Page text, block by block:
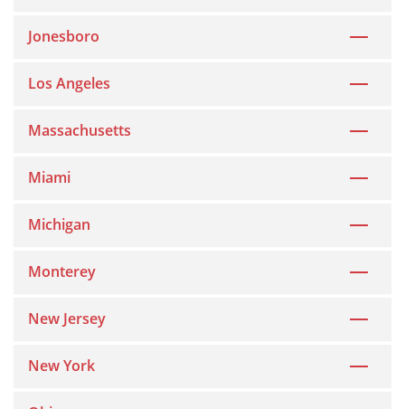
Jonesboro
Los Angeles
Massachusetts
Miami
Michigan
Monterey
New Jersey
New York